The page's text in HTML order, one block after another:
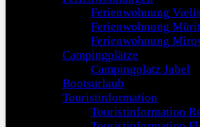
Ferienwohnung
Ferienwohnung
Ferienwohnung
Campingplätze
Campingplatz Jabel
Bootsurlaub
Touristinformation
Touristinformation